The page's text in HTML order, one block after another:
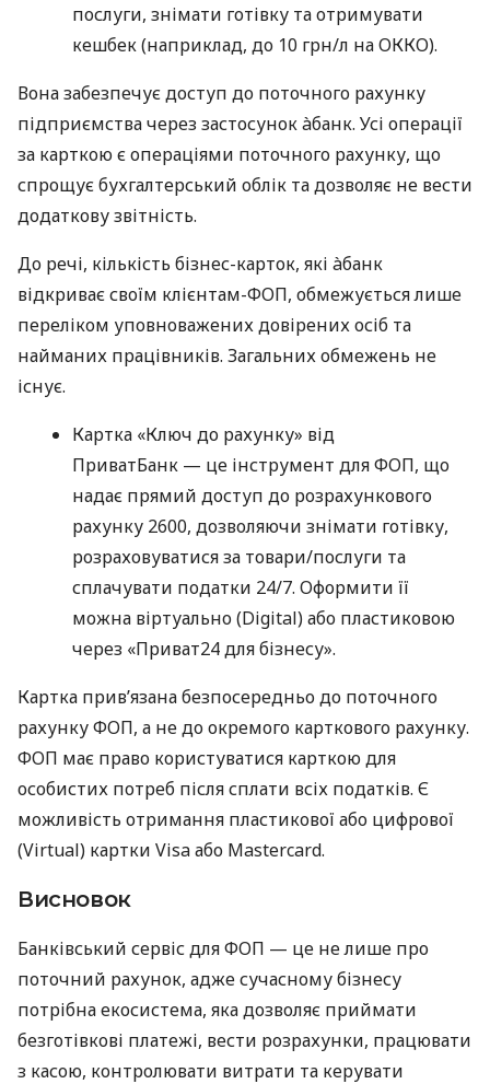
послуги, знімати готівку та отримувати
кешбек (наприклад, до 10 грн/л на ОККО).
Вона забезпечує доступ до поточного рахунку
підприємства через застосунок àбанк. Усі операції
за карткою є операціями поточного рахунку, що
спрощує бухгалтерський облік та дозволяє не вести
додаткову звітність.
До речі, кількість бізнес-карток, які àбанк
відкриває своїм клієнтам-ФОП, обмежується лише
переліком уповноважених довірених осіб та
найманих працівників. Загальних обмежень не
існує.
Картка «Ключ до рахунку» від
ПриватБанк — це інструмент для ФОП, що
надає прямий доступ до розрахункового
рахунку 2600, дозволяючи знімати готівку,
розраховуватися за товари/послуги та
сплачувати податки 24/7. Оформити її
можна віртуально (Digital) або пластиковою
через «Приват24 для бізнесу».
Картка прив’язана безпосередньо до поточного
рахунку ФОП, а не до окремого карткового рахунку.
ФОП має право користуватися карткою для
особистих потреб після сплати всіх податків. Є
можливість отримання пластикової або цифрової
(Virtual) картки Visa або Mastercard.
Висновок
Банківський сервіс для ФОП — це не лише про
поточний рахунок, адже сучасному бізнесу
потрібна екосистема, яка дозволяє приймати
безготівкові платежі, вести розрахунки, працювати
з касою, контролювати витрати та керувати